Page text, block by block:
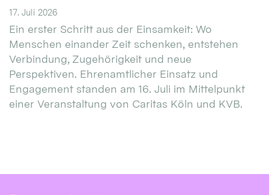
17. Juli 2026
Ein erster Schritt aus der Einsamkeit: Wo
Menschen einander Zeit schenken, entstehen
Verbindung, Zugehörigkeit und neue
Perspektiven. Ehrenamtlicher Einsatz und
Engagement standen am 16. Juli im Mittelpunkt
einer Veranstaltung von Caritas Köln und KVB.